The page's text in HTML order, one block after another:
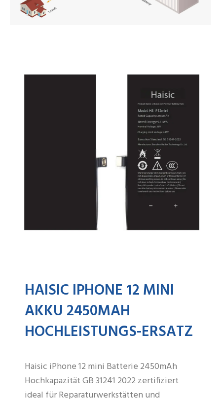
HAISIC IPHONE 12 MINI
AKKU 2450MAH
HOCHLEISTUNGS-ERSATZ
Haisic iPhone 12 mini Batterie 2450mAh
Hochkapazität GB 31241 2022 zertifiziert
ideal für Reparaturwerkstätten und